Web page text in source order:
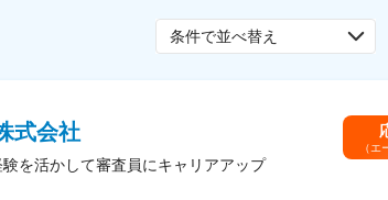
条件で並べ替え
式会社
を活かして審査員にキャリアアップ
（エ